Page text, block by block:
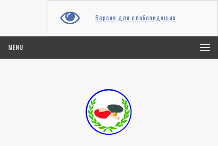
Версия для слабовидящих
MENU